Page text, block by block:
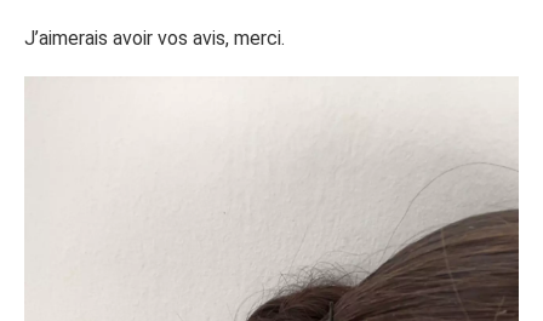
J’aimerais avoir vos avis, merci.